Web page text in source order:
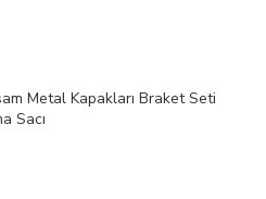
Metal Kapakları Braket Seti
Sacı